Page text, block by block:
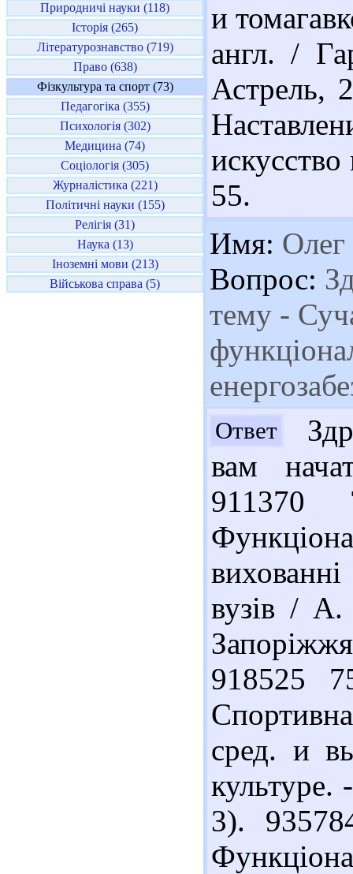
Природничі науки (118)
Історія (265)
Літературознавство (719)
Право (638)
Фізкультура та спорт (73)
Педагогіка (355)
Психологія (302)
Медицина (74)
Соціологія (305)
Журналістика (221)
Політичні науки (155)
Релігія (31)
Наука (13)
Іноземні мови (213)
Військова справа (5)
и
англ. /
Астрель,
55.
Имя: Олег
Вопрос:
тему -
Ответ
вам
911370
вузів /
918525
сред. и
3).